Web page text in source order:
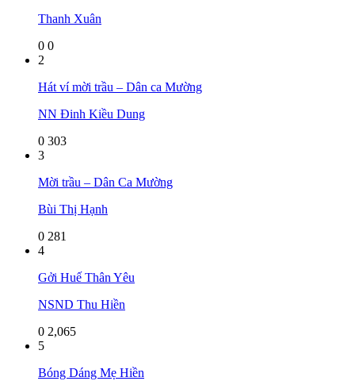
Thanh Xuân
0 0
2
Hát ví mời trầu – Dân ca Mường
NN Đinh Kiều Dung
0 303
3
Mời trầu – Dân Ca Mường
Bùi Thị Hạnh
0 281
4
Gởi Huế Thân Yêu
NSND Thu Hiền
0 2,065
5
Bóng Dáng Mẹ Hiền